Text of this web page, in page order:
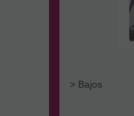
> Bajos